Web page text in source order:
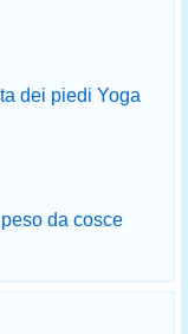
dei piedi Yoga
da cosce